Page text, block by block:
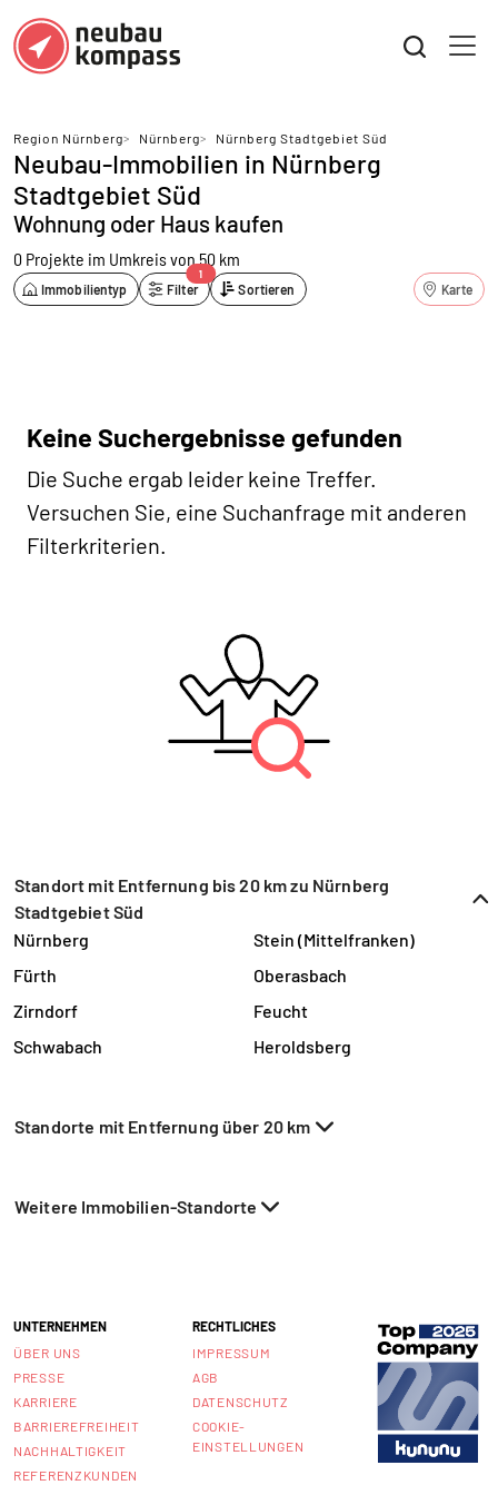
Region Nürnberg> Nürnberg> Nürnberg Stadtgebiet Süd
Neubau-Immobilien in Nürnberg
Stadtgebiet Süd
Wohnung oder Haus kaufen
0 Projekte im Umkreis von 50 km
Immobilientyp Filter
1
Sortieren Karte
Keine Suchergebnisse gefunden
Die Suche ergab leider keine Treffer.
Versuchen Sie, eine Suchanfrage mit anderen
Filterkriterien.
Standort mit Entfernung bis 20 km zu Nürnberg
Stadtgebiet Süd
Nürnberg
Stein (Mittelfranken)
Fürth
Oberasbach
Zirndorf
Feucht
Schwabach
Heroldsberg
Standorte mit Entfernung über 20 km
Weitere Immobilien-Standorte
UNTERNEHMEN
ÜBER UNS
PRESSE
KARRIERE
BARRIEREFREIHEIT
NACHHALTIGKEIT
REFERENZKUNDEN
RECHTLICHES
IMPRESSUM
AGB
DATENSCHUTZ
COOKIE-
EINSTELLUNGEN